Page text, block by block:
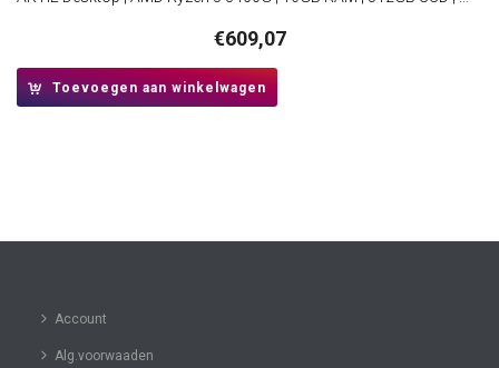
€609,07
Toevoegen aan winkelwagen
Account
Alg.voorwaaden